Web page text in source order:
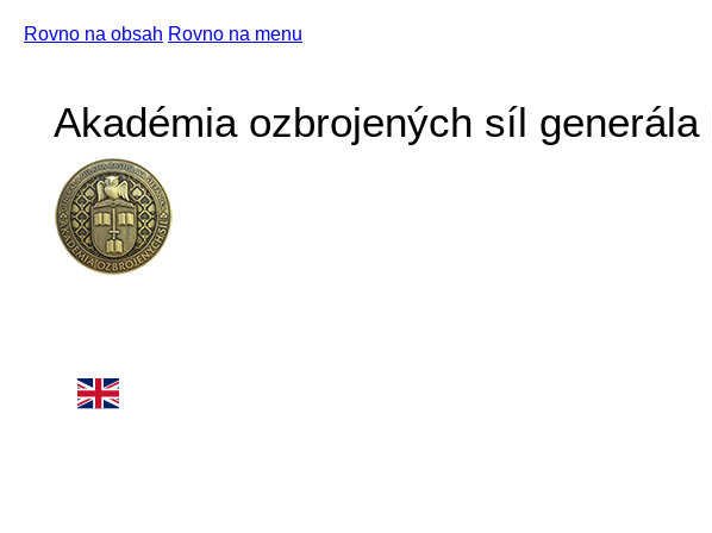
Rovno na obsah Rovno na menu
Akadémia ozbrojených síl